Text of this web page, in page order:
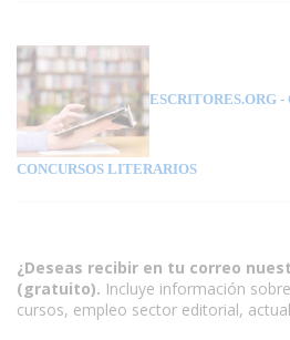
ESCRITORES.ORG -
CONCURSOS LITERARIOS
¿Deseas recibir en tu correo
(gratuito). Incluye información
cursos, empleo sector editorial,